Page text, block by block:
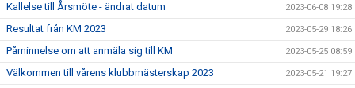
Kallelse till Årsmöte - ändrat datum 2023-06-08 19:28
Resultat från KM 2023 2023-05-29 18:26
Påminnelse om att anmäla sig till KM 2023-05-25 08:59
Välkommen till vårens klubbmästerskap 2023 2023-05-21 19:27